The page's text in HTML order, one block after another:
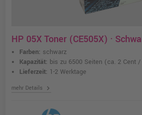
HP 05X Toner (CE505X) ·
Farben: schwarz
Kapazität: bis zu 6500 Seiten (ca. 2 Cent /
Lieferzeit: 1-2 Werktage
mehr Details chevron_right